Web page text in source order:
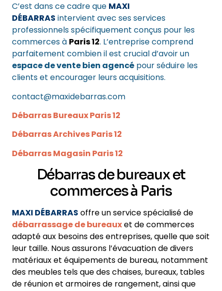
C’est dans ce cadre que MAXI
DÉBARRAS intervient avec ses services
professionnels spécifiquement conçus pour les
commerces à Paris 12. L’entreprise comprend
parfaitement combien il est crucial d’avoir un
espace de vente bien agencé pour séduire les
clients et encourager leurs acquisitions.
contact@maxidebarras.com
Débarras Bureaux Paris 12
Débarras Archives Paris 12
Débarras Magasin Paris 12
Débarras de bureaux et
commerces à Paris
MAXI DÉBARRAS offre un service spécialisé de
débarrassage de bureauxet de commerces
adapté aux besoins des entreprises, quelle que soit
leur taille. Nous assurons l’évacuation de divers
matériaux et équipements de bureau, notamment
des meubles tels que des chaises, bureaux, tables
de réunion et armoires de rangement, ainsi que